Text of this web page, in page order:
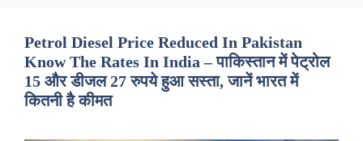
Petrol Diesel Price Reduced In Pakistan
Know The Rates In India – पाकिस्तान में पेट्रोल
15 और डीजल 27 रुपये हुआ सस्ता, जानें भारत में
कितनी है कीमत